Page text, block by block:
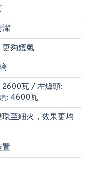
潔
更夠鑊氣
2600瓦 / 左爐頭:
: 4600瓦
至細火，效果更均
置